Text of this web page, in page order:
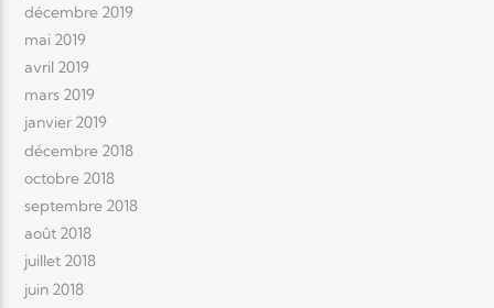
décembre 2019
mai 2019
avril 2019
mars 2019
janvier 2019
décembre 2018
octobre 2018
septembre 2018
août 2018
juillet 2018
juin 2018